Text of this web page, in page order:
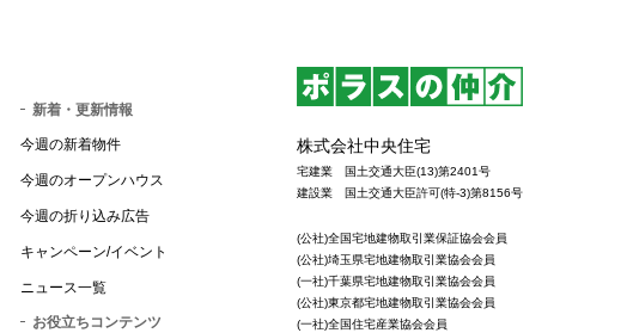
新着・更新情報
今週の新着物件
今週のオープンハウス
今週の折り込み広告
キャンペーン/イベント
ニュース一覧
お役立ちコンテンツ
株式会社中央住宅
宅建業 国土交通大臣(13)第2401号
建設業 国土交通大臣許可(特-3)第8156号
(公社)全国宅地建物取引業保証協会会員
(公社)埼玉県宅地建物取引業協会会員
(一社)千葉県宅地建物取引業協会会員
(公社)東京都宅地建物取引業協会会員
(一社)全国住宅産業協会会員